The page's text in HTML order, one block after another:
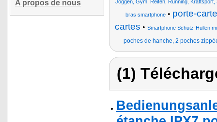
A propos de nous
Joggen, Gym, Reiten, Running, Kraftsport,
bras smartphone• porte-
cartes • Smartphone Schutz-Hüllen
poches de hanche, 2 poches
(1)